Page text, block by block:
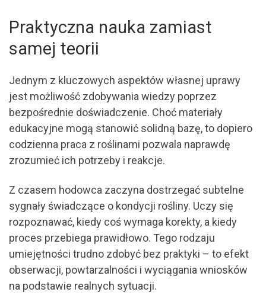
Praktyczna nauka zamiast
samej teorii
Jednym z kluczowych aspektów własnej uprawy
jest możliwość zdobywania wiedzy poprzez
bezpośrednie doświadczenie. Choć materiały
edukacyjne mogą stanowić solidną bazę, to dopiero
codzienna praca z roślinami pozwala naprawdę
zrozumieć ich potrzeby i reakcje.
Z czasem hodowca zaczyna dostrzegać subtelne
sygnały świadczące o kondycji rośliny. Uczy się
rozpoznawać, kiedy coś wymaga korekty, a kiedy
proces przebiega prawidłowo. Tego rodzaju
umiejętności trudno zdobyć bez praktyki – to efekt
obserwacji, powtarzalności i wyciągania wniosków
na podstawie realnych sytuacji.